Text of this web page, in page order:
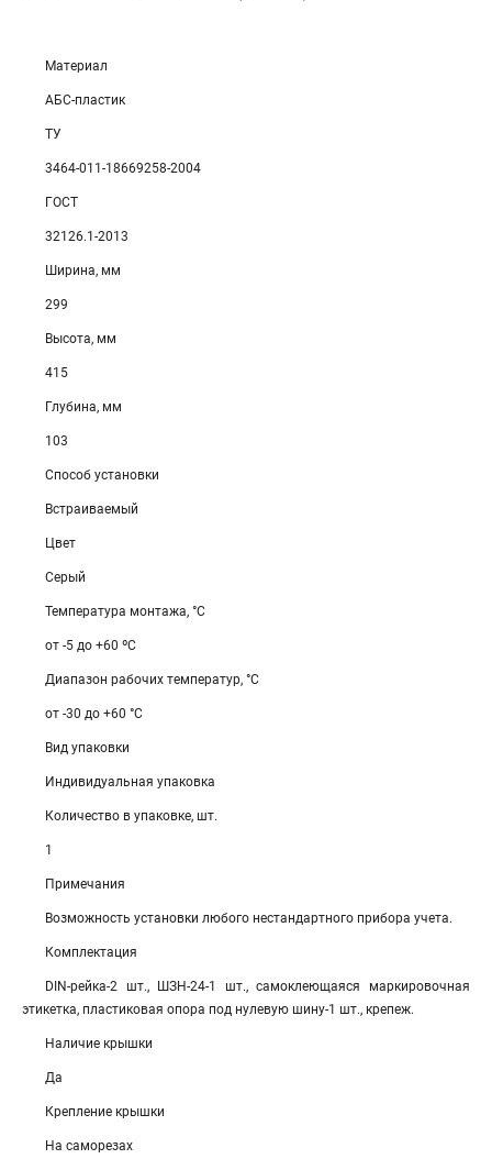
Материал
АБС-пластик
ТУ
3464-011-18669258-2004
ГОСТ
32126.1-2013
Ширина, мм
299
Высота, мм
415
Глубина, мм
103
Способ установки
Встраиваемый
Цвет
Серый
Температура монтажа, °С
от -5 до +60 ºС
Диапазон рабочих температур, °С
от -30 до +60 °С
Вид упаковки
Индивидуальная упаковка
Количество в упаковке, шт.
1
Примечания
Возможность установки любого нестандартного прибора учета.
Комплектация
DIN-рейка-2 шт., ШЗН-24-1 шт., самоклеющаяся маркировочная
этикетка, пластиковая опора под нулевую шину-1 шт., крепеж.
Наличие крышки
Да
Крепление крышки
На саморезах